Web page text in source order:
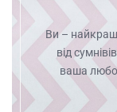
Ви –
від
ваша